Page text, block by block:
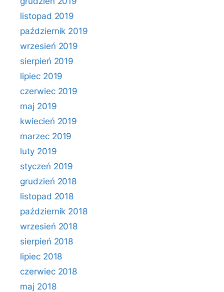
listopad 2019
październik 2019
wrzesień 2019
sierpień 2019
lipiec 2019
czerwiec 2019
maj 2019
kwiecień 2019
marzec 2019
luty 2019
styczeń 2019
grudzień 2018
listopad 2018
październik 2018
wrzesień 2018
sierpień 2018
lipiec 2018
czerwiec 2018
maj 2018